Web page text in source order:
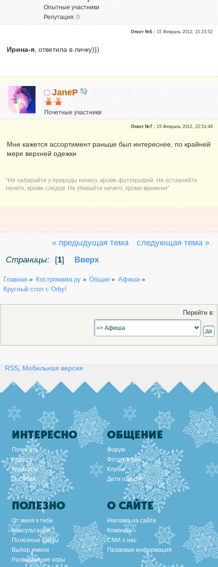
Опытные участники
Репутация:0
Ответ №6 :15 Февраль 2012, 15:23:52
Ирина-я , ответила в личку)))
JaneP
Почетные участники
Ответ №7 :15 Февраль 2012, 22:51:48
Мне кажется ассортимент раньше был интереснее, по крайней
мере верхней одежки
"Не забирайте у природы ничего, кроме фотографий. Не оставляйте
ничего, кроме следов. Не убивайте ничего, кроме времени"
« предыдущая тема
следующая тема »
Страницы:
[1] Вверх
Главная » Костромама.ру» Общая » Афиша»
Круглый стол с Orby!
Перейти в:
RSS, Мобильная версия
ИНТЕРЕСНО
Почитать
Адреса
Конкурсы
Пособия
ОБЩЕНИЕ
Форум
Фотографии
Клубы
Дети говорят
ПОЛЕЗНО
От меня к тебе
Консультации
Полезные сайты
Выбор имени
Развивающие игры
О САЙТЕ
Реклама на сайте
Команда
СМИ о нас
Правовая информация